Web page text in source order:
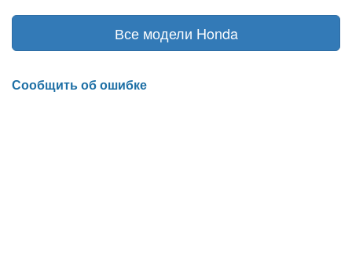
Все модели Honda
Сообщить об ошибке